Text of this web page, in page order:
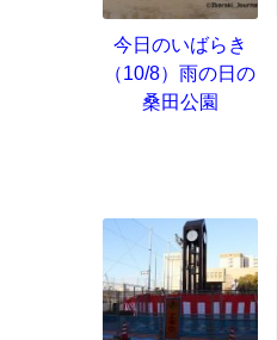
今日のいばらき
（10/8）雨の日の
桑田公園